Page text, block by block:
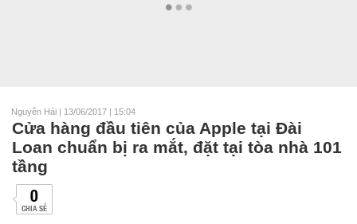
Nguyễn Hải | 13/06/2017 | 15:04
Cửa hàng đầu tiên của Apple tại Đài
Loan chuẩn bị ra mắt, đặt tại tòa nhà 101
tầng
0
CHIA SẺ